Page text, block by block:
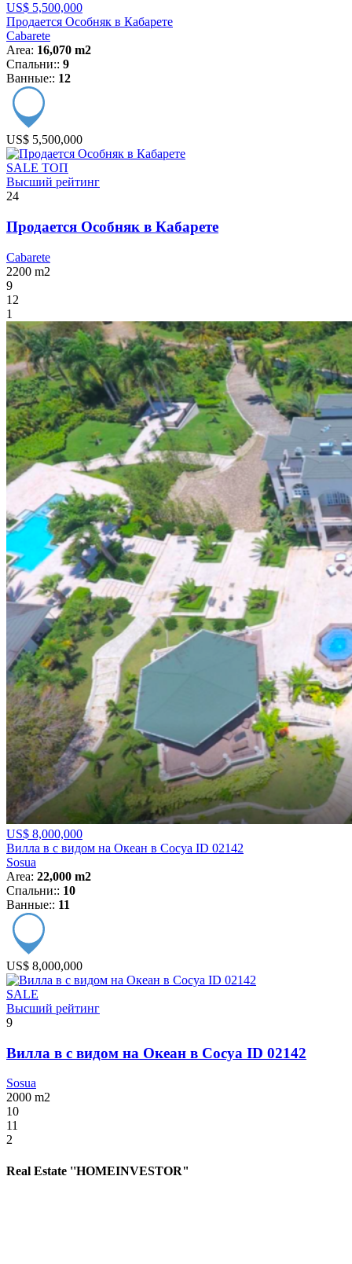
US$ 5,500,000
Продается Особняк в Кабарете
Cabarete
Area: 16,070 m2
Спальни:: 9
Ванные:: 12
US$ 5,500,000
SALE ТОП
Высший рейтинг
24
Продается Особняк в Кабарете
Cabarete
2200 m2
9
12
1
US$ 8,000,000
Вилла в с видом на Океан в Сосуа ID 02142
Sosua
Area: 22,000 m2
Спальни:: 10
Ванные:: 11
US$ 8,000,000
SALE
Высший рейтинг
9
Вилла в с видом на Океан в Сосуа ID 02142
Sosua
2000 m2
10
11
2
Real Estate ''HOMEINVESTOR"